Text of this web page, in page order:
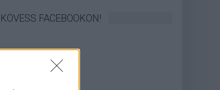
KÖVESS FACEBOOKON!